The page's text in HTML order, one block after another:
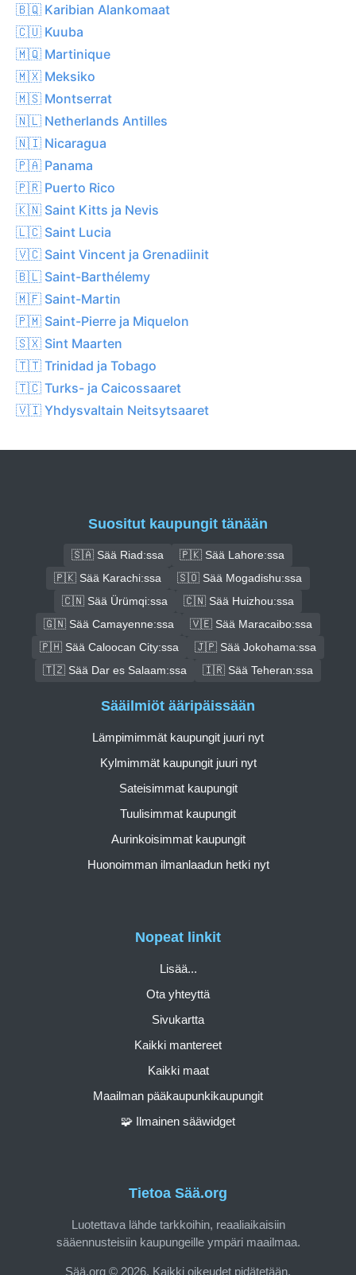
🇧🇶 Karibian Alankomaat
🇨🇺 Kuuba
🇲🇶 Martinique
🇲🇽 Meksiko
🇲🇸 Montserrat
🇳🇱 Netherlands Antilles
🇳🇮 Nicaragua
🇵🇦 Panama
🇵🇷 Puerto Rico
🇰🇳 Saint Kitts ja Nevis
🇱🇨 Saint Lucia
🇻🇨 Saint Vincent ja Grenadiinit
🇧🇱 Saint-Barthélemy
🇲🇫 Saint-Martin
🇵🇲 Saint-Pierre ja Miquelon
🇸🇽 Sint Maarten
🇹🇹 Trinidad ja Tobago
🇹🇨 Turks- ja Caicossaaret
🇻🇮 Yhdysvaltain Neitsytsaaret
Suositut kaupungit tänään
🇸🇦 Sää Riad:ssa
🇵🇰 Sää Lahore:ssa
🇵🇰 Sää Karachi:ssa
🇸🇴 Sää Mogadishu:ssa
🇨🇳 Sää Ürümqi:ssa
🇨🇳 Sää Huizhou:ssa
🇬🇳 Sää Camayenne:ssa
🇻🇪 Sää Maracaibo:ssa
🇵🇭 Sää Caloocan City:ssa
🇯🇵 Sää Jokohama:ssa
🇹🇿 Sää Dar es Salaam:ssa
🇮🇷 Sää Teheran:ssa
Tietoa Sää.org
Luotettava lähde tarkkoihin, reaaliaikaisiin
sääennusteisiin kaupungeille ympäri maailmaa.
Sää.org © 2026. Kaikki oikeudet pidätetään.
Nopeat linkit
Lisää...
Ota yhteyttä
Sivukartta
Kaikki mantereet
Kaikki maat
Maailman pääkaupunkikaupungit
🧩 Ilmainen sääwidget
Sääilmiöt ääripäissään
Lämpimimmät kaupungit juuri nyt
Kylmimmät kaupungit juuri nyt
Sateisimmat kaupungit
Tuulisimmat kaupungit
Aurinkoisimmat kaupungit
Huonoimman ilmanlaadun hetki nyt